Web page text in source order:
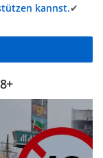
kannst.✔